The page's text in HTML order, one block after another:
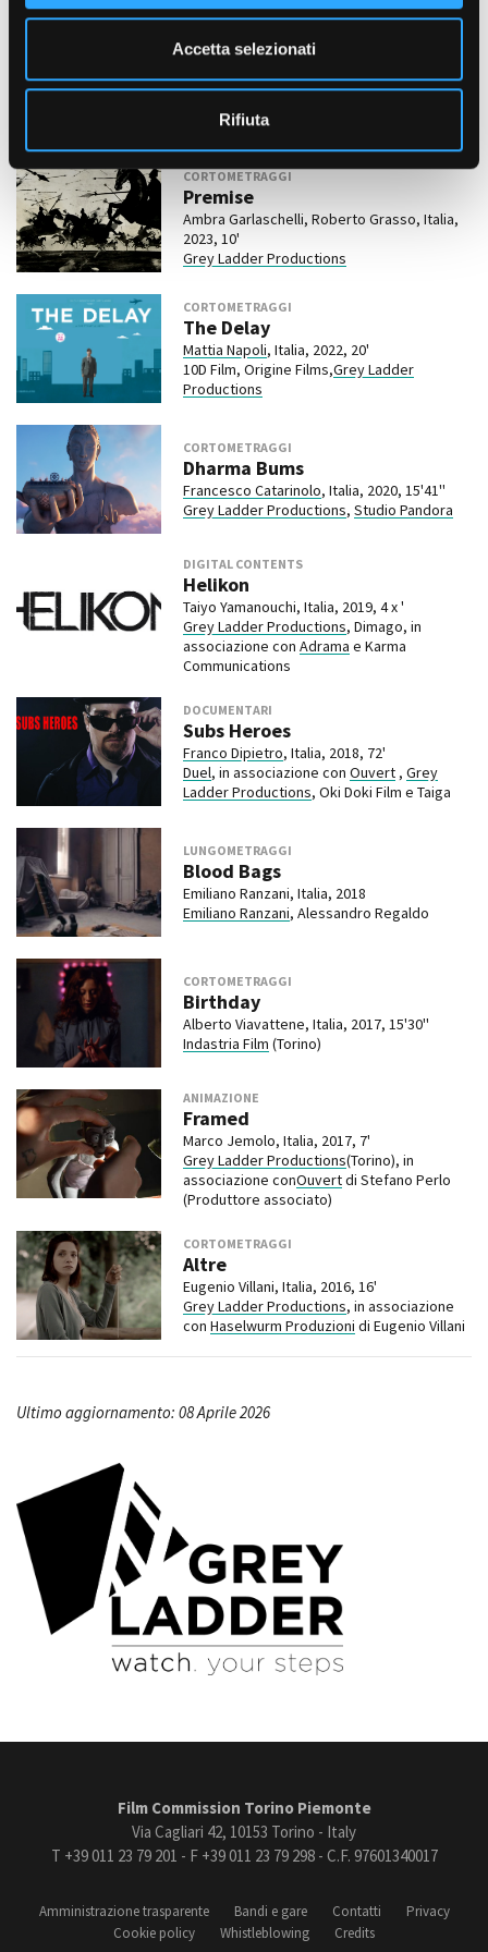
Accetta selezionati
Rifiuta
DOCUMENTARI
Eugenio Villani, , 2027,IN PROGRESS
Haselwurm Produzioni
Productions
CORTOMETRAGGI
Premise
Ambra Garlaschelli, Roberto Grasso, Italia,
2023, 10'
Grey Ladder Productions
CORTOMETRAGGI
The Delay
Mattia Napoli, Italia, 2022, 20'
10D Film, Origine Films,Grey Ladder
Productions
CORTOMETRAGGI
Dharma Bums
Francesco Catarinolo, Italia, 2020, 15'41''
Grey Ladder Productions, Studio Pandora
DIGITAL CONTENTS
Helikon
Taiyo Yamanouchi, Italia, 2019, 4 x '
Grey Ladder Productions, Dimago, in
associazione con Adrama e Karma
Communications
DOCUMENTARI
Subs Heroes
Franco Dipietro, Italia, 2018, 72'
Duel, in associazione con Ouvert, Grey
Ladder Productions, Oki Doki Film e Taiga
LUNGOMETRAGGI
Blood Bags
Emiliano Ranzani, Italia, 2018
Emiliano Ranzani, Alessandro Regaldo
CORTOMETRAGGI
Birthday
Alberto Viavattene, Italia, 2017, 15'30''
Indastria Film (Torino)
ANIMAZIONE
Framed
Marco Jemolo, Italia, 2017, 7'
Grey Ladder Productions(Torino), in
associazione conOuvertdi Stefano Perlo
(Produttore associato)
CORTOMETRAGGI
Altre
Eugenio Villani, Italia, 2016, 16'
Grey Ladder Productions, in associazione
con Haselwurm Produzioni di Eugenio Villani
Ultimo aggiornamento: 08 Aprile 2026
Film Commission Torino Piemonte
Via Cagliari 42, 10153 Torino - Italy
T +39 011 23 79 201 - F +39 011 23 79 298 - C.F. 97601340017
Amministrazione trasparente Bandi e gare Contatti
Privacy
Cookie policy
Whistleblowing Credits